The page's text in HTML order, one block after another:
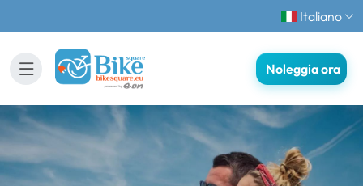
Italiano
Noleggia ora